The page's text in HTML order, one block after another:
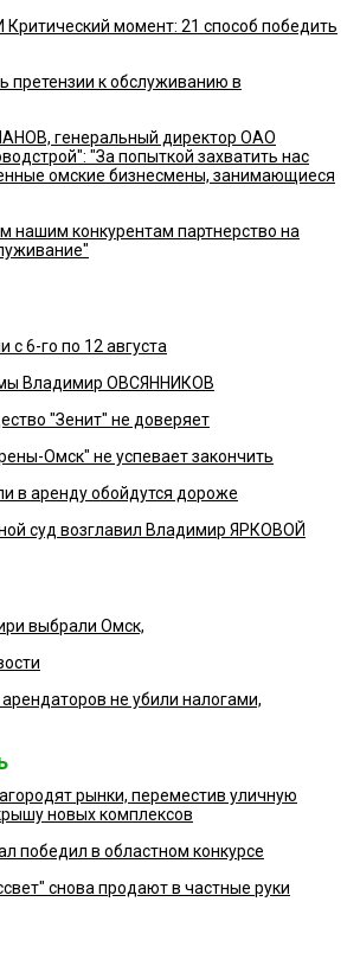
момент: 21 способ победить
претензии к обслуживанию в
генеральный директор ОАО
"За попыткой захватить нас
омские бизнесмены, занимающиеся
нашим конкурентам партнерство на
с 6-го по 12 августа
Владимир ОВСЯННИКОВ
"Зенит" не доверяет
Омск" не успевает закончить
в аренду обойдутся дороже
суд возглавил Владимир ЯРКОВОЙ
выбрали Омск,
не убили налогами,
рынки, переместив уличную
новых комплексов
победил в областном конкурсе
снова продают в частные руки